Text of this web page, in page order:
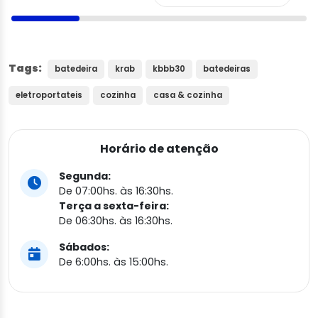
Tags: batedeira krab kbbb30 batedeiras
eletroportateis cozinha casa & cozinha
Horário de atenção
Segunda:
De 07:00hs. às 16:30hs.
Terça a sexta-feira:
De 06:30hs. às 16:30hs.
Sábados:
De 6:00hs. às 15:00hs.